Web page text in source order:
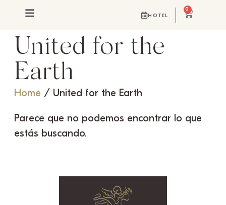
HOTEL
0
United for the
Earth
Home / United for the Earth
Parece que no podemos encontrar lo que
estás buscando.